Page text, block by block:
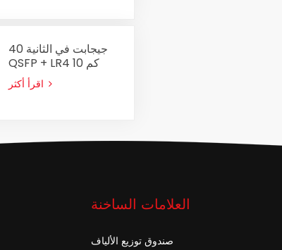
40 جيجابت في الثانية
QSFP + LR4 10 كم
جهاز الإرسال والاستقبال
البصري
العلامات الساخنة
صندوق توزيع الألياف